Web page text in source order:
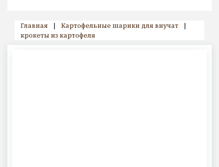
Главная | Картофельные шарики для внучат
|
крокеты из картофеля